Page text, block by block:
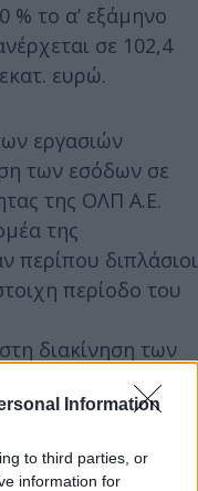
Information
to third parties, or
information for
% το α’ εξάμηνο
σε 102,4
ευρώ.
εργασιών
των εσόδων σε
της ΟΛΠ Α.Ε.
της
περίπου διπλάσιοι
περίοδο του
διακίνηση των
και στους τρεις
προκλήσεις που